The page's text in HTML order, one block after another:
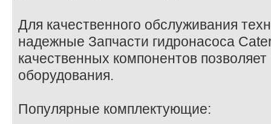
Для качественного обслуживания
надежные Запчасти гидронасоса
качественных компонентов
оборудования.
Популярные комплектующие: